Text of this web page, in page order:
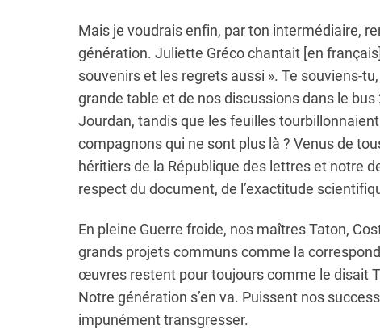
Mais je voudrais enfin, par ton intermédiaire,
génération. Juliette Gréco chantait [en
souvenirs et les regrets aussi ». Te souviens-
grande table et de nos discussions dans le
Jourdan, tandis que les feuilles
compagnons qui ne sont plus là ? Venus de
héritiers de la République des lettres et notre
respect du document, de l’exactitude
En pleine Guerre froide, nos maîtres Taton,
grands projets communs comme la
œuvres restent pour toujours comme le disait
Notre génération s’en va. Puissent nos
impunément transgresser.